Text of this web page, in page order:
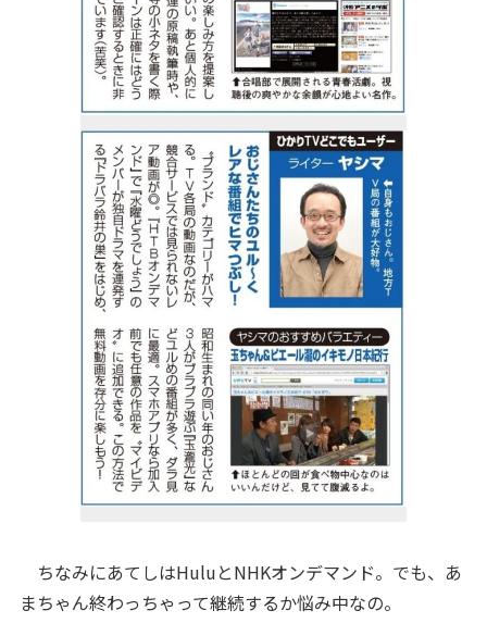
ちなみにあてしはHuluとNHKオンデマンド。でも、あ
まちゃん終わっちゃって継続するか悩み中なの。